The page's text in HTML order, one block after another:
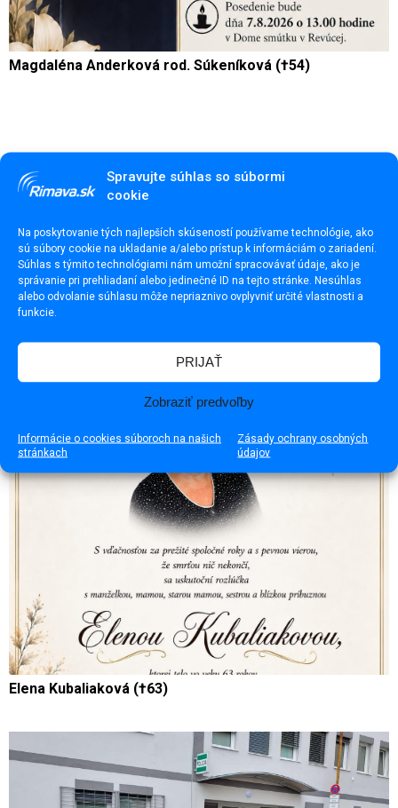
Spravujte súhlas so súbormi
cookie
Na poskytovanie tých najlepších skúseností používame technológie, ako
sú súbory cookie na ukladanie a/alebo prístup k informáciám o zariadení.
Súhlas s týmito technológiami nám umožní spracovávať údaje, ako je
správanie pri prehliadaní alebo jedinečné ID na tejto stránke. Nesúhlas
alebo odvolanie súhlasu môže nepriaznivo ovplyvniť určité vlastnosti a
funkcie.
PRIJAŤ
Zobraziť predvoľby
Informácie o cookies súboroch na našich
stránkach
Zásady ochrany osobných
údajov
Magdaléna Anderková rod. Súkeníková (†54)
Súd s Jozefom Šimkom v kauze tobogánov pokračoval
Elena Kubaliaková (†63)